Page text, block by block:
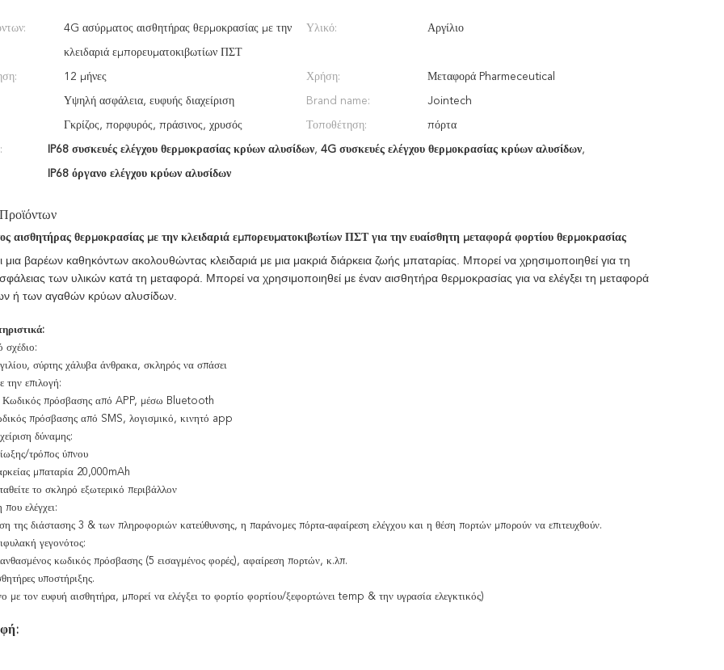
4G ασύρματος αισθητήρας θερμοκρασίας με την
κλειδαριά εμπορευματοκιβωτίων ΠΣΤ
Υλικό: Αργίλιο
12 μήνες Χρήση: Μεταφορά Pharmeceutical
Υψηλή ασφάλεια, ευφυής διαχείριση Brand name: Jointech
Γκρίζος, πορφυρός, πράσινος, χρυσός Τοποθέτηση: πόρτα
IP68 συσκευές ελέγχου θερμοκρασίας κρύων αλυσίδων, 4G συσκευές ελέγχου θερμοκρασίας κρύων αλυσίδων,
IP68 όργανο ελέγχου κρύων αλυσίδων
αισθητήρας θερμοκρασίας με την κλειδαριά εμπορευματοκιβωτίων ΠΣΤ για την ευαίσθητη μεταφορά φορτίου θερμοκρασίας
μια βαρέων καθηκόντων ακολουθώντας κλειδαριά με μια μακριά διάρκεια ζωής μπαταρίας. Μπορεί να χρησιμοποιηθεί για τη
των υλικών κατά τη μεταφορά. Μπορεί να χρησιμοποιηθεί με έναν αισθητήρα θερμοκρασίας για να ελέγξει τη μεταφορά
ή των αγαθών κρύων αλυσίδων.
σχέδιο:
σύρτης χάλυβα άνθρακα, σκληρός να σπάσει
την επιλογή:
Κωδικός πρόσβασης από APP, μέσω Bluetooth
πρόσβασης από SMS, λογισμικό, κινητό app
δύναμης:
τρόπος ύπνου
μπαταρία 20,000mAh
το σκληρό εξωτερικό περιβάλλον
ελέγχει:
της διάστασης 3 & των πληροφοριών κατεύθυνσης, η παράνομες πόρτα-αφαίρεση ελέγχου και η θέση πορτών μπορούν να επιτευχθούν.
γεγονότος:
κωδικός πρόσβασης (5 εισαγμένος φορές), αφαίρεση πορτών, κ.λπ.
υποστήριξης.
με τον ευφυή αισθητήρα, μπορεί να ελέγξει το φορτίο φορτίου/ξεφορτώνει temp & την υγρασία ελεγκτικός)